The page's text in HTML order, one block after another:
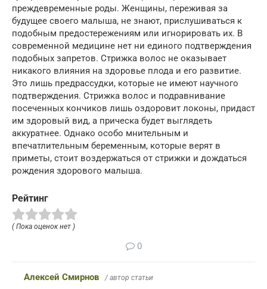
преждевременные роды. Женщины, переживая за
будущее своего малыша, не знают, прислушиваться к
подобным предостережениям или игнорировать их. В
современной медицине нет ни единого подтверждения
подобных запретов. Стрижка волос не оказывает
никакого влияния на здоровье плода и его развитие.
Это лишь предрассудки, которые не имеют научного
подтверждения. Стрижка волос и подравнивание
посеченных кончиков лишь оздоровит локоны, придаст
им здоровый вид, а прическа будет выглядеть
аккуратнее. Однако особо мнительным и
впечатлительным беременным, которые верят в
приметы, стоит воздержаться от стрижки и дождаться
рождения здорового малыша.
Рейтинг
( Пока оценок нет )
0
Алексей Смирнов / автор статьи